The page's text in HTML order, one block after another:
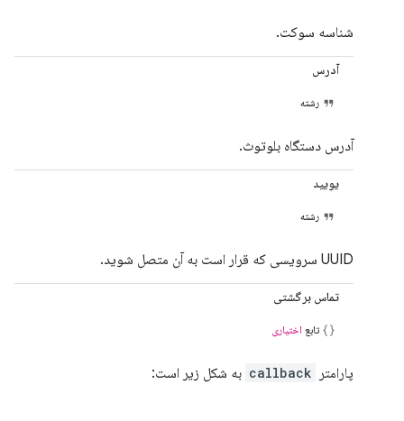
شناسه سوکت.
آدرس
رشته
آدرس دستگاه بلوتوث.
یویید
رشته
UUID سرویسی که قرار است به آن متصل شوید.
تماس برگشتی
تابع اختیاری
پارامتر callback به شکل زیر است: